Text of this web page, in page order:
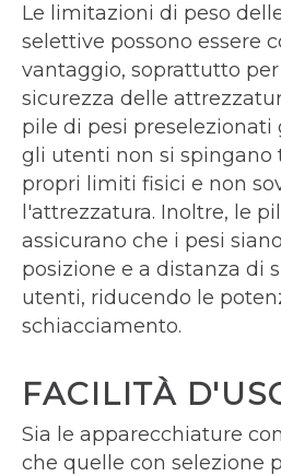
Le limitazioni di peso
selettive possono essere
vantaggio, soprattutto
sicurezza delle
pile di pesi preselezionati
gli utenti non si spingano
propri limiti fisici e non
l'attrezzatura. Inoltre, le
assicurano che i pesi
posizione e a distanza di
utenti, riducendo le
schiacciamento.
FACILITÀ
Sia le apparecchiature
che quelle con selezione